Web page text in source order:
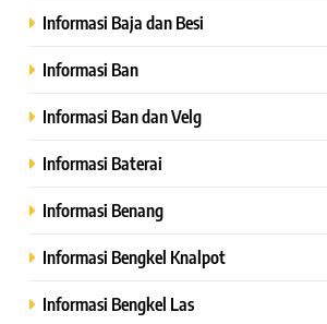
Informasi Baja dan Besi
Informasi Ban
Informasi Ban dan Velg
Informasi Baterai
Informasi Benang
Informasi Bengkel Knalpot
Informasi Bengkel Las